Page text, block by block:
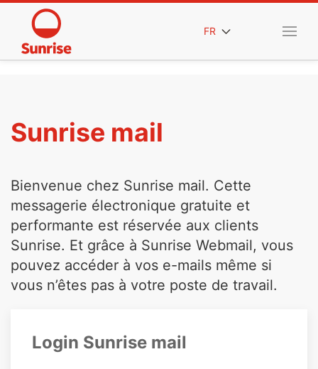
FR
Sunrise mail
Bienvenue chez Sunrise mail. Cette
messagerie électronique gratuite et
performante est réservée aux clients
Sunrise. Et grâce à Sunrise Webmail, vous
pouvez accéder à vos e-mails même si
vous n’êtes pas à votre poste de travail.
Login Sunrise mail